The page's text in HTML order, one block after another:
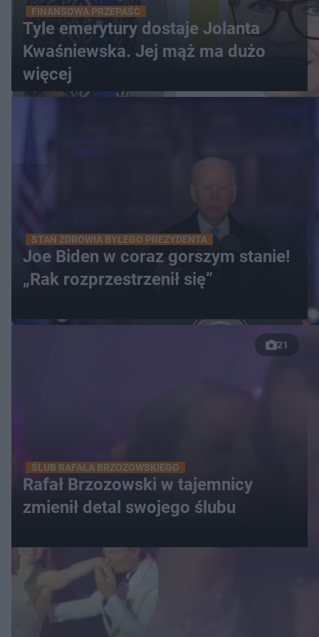
FINANSOWA PRZEPAŚĆ
Tyle emerytury dostaje Jolanta
Kwaśniewska. Jej mąż ma dużo
więcej
STAN ZDROWIA BYŁEGO PREZYDENTA
Joe Biden w coraz gorszym stanie!
„Rak rozprzestrzenił się”
21
ŚLUB RAFAŁA BRZOZOWSKIEGO
Rafał Brzozowski w tajemnicy
zmienił detal swojego ślubu